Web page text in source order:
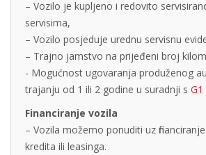
– Vozilo je kupljeno i redovito
servisima,
– Vozilo posjeduje urednu servisnu
– Trajno jamstvo na prijeđeni broj
- Mogućnost ugovaranja produženog
trajanju od 1 ili 2 godine u suradnji s G1
Financiranje vozila
– Vozila možemo ponuditi uz
kredita ili leasinga.